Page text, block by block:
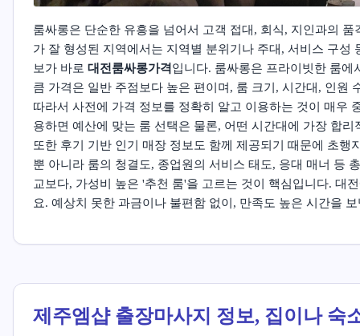
룸싸롱은 단순한 유흥을 넘어서 고객 접대, 회식, 지인과의
가 잘 형성된 지역에서는 지역별 분위기나 주대, 서비스 구
보가 바로 대전룸싸롱가격 입니다. 룸싸롱은 프라이빗한 룸
큼 가격은 일반 주점보다 높은 편이며, 룸 크기, 시간대, 인원
따라서 사전에 가격 정보를 정확히 알고 이용하는 것이 매우
용하면 예산에 맞는 룸 선택은 물론, 어떤 시간대에 가장 합
또한 후기 기반 인기 매장 정보도 함께 제공되기 때문에 초
뿐 아니라 룸의 청결도, 종업원의 서비스 태도, 응대 매너 등
교보다, 가성비 높은 '추천 룸'을 고르는 것이 핵심입니다. 대
요. 예상치 못한 과금이나 불편함 없이, 만족도 높은 시간을
제주엠샵 출장마사지 정보, 집이나 숙